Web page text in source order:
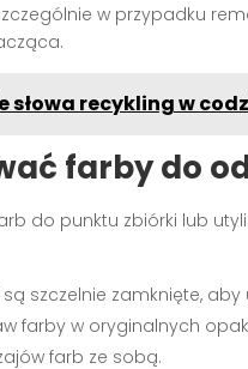
w przypadku
słowa recykling w
farby do
do punktu zbiórki lub
szczelnie zamknięte,
farby w oryginalnych
farb ze sobą.